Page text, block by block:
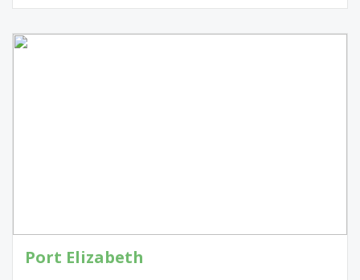
Port Elizabeth